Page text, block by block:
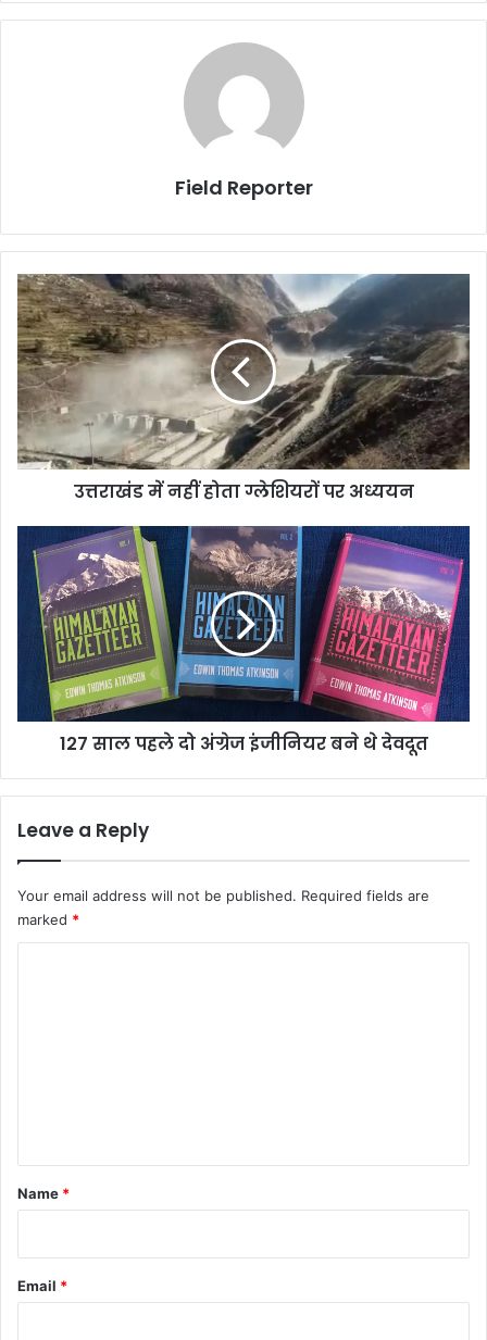
Field Reporter
उत्तराखंड
में
नहीं
होता
ग्लेशियरों
पर
अध्ययन
उत्तराखंड में नहीं होता ग्लेशियरों पर अध्ययन
साल
पहले
अंग्रेज
इंजीनियर
देवदूत
127 साल पहले दो अंग्रेज इंजीनियर बने थे देवदूत
Leave a Reply
Your email address will not be published. Required fields are
marked *
*
Name *
Email *